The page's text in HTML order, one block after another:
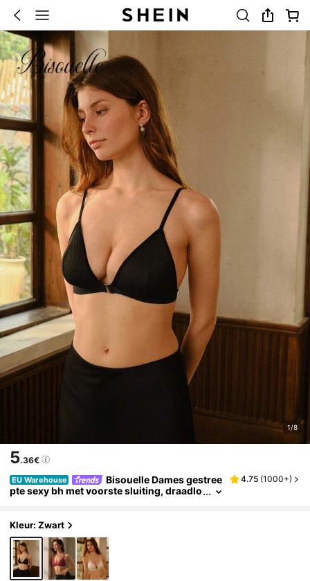
1/8
5.36€
EU Warehouse
Bisouelle Dames gestree
pte sexy bh met voorste sluiting, draadlo
4.75 (1000+)
Kleur: Zwart